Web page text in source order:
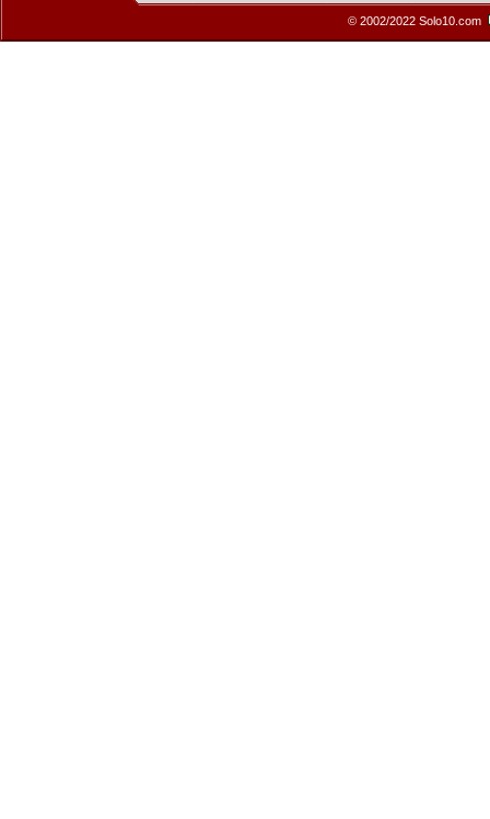
© 2002/2022 Solo10.com